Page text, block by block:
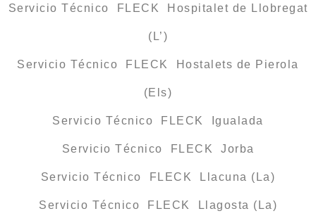
Servicio Técnico FLECK Hospitalet de Llobregat
(L’)
Servicio Técnico FLECK Hostalets de Pierola
(Els)
Servicio Técnico FLECK Igualada
Servicio Técnico FLECK Jorba
Servicio Técnico FLECK Llacuna (La)
Servicio Técnico FLECK Llagosta (La)